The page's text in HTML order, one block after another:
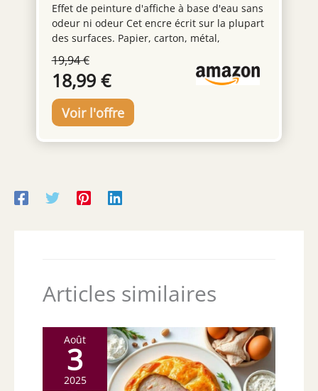
Effet de peinture d'affiche à base d'eau sans
odeur ni odeur Cet encre écrit sur la plupart
des surfaces. Papier, carton, métal,
Produit une couleur opaque et éclatante
L’encre ne traverse pas le papier Largeur de
trait fine : 0,9-1,3 mm.
19,94 €
18,99 €
Articles similaires
Août
3
2025